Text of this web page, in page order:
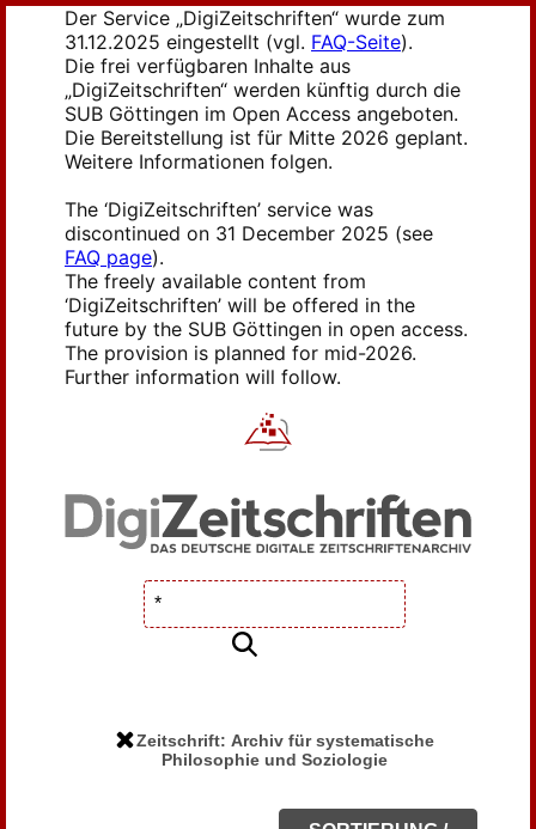
Der Service „DigiZeitschriften“ wurde zum
31.12.2025 eingestellt (vgl. FAQ-Seite).
Die frei verfügbaren Inhalte aus
„DigiZeitschriften“ werden künftig durch die
SUB Göttingen im Open Access angeboten.
Die Bereitstellung ist für Mitte 2026 geplant.
Weitere Informationen folgen.
The ‘DigiZeitschriften’ service was
discontinued on 31 December 2025 (see
FAQ page).
The freely available content from
‘DigiZeitschriften’ will be offered in the
future by the SUB Göttingen in open access.
The provision is planned for mid-2026.
Further information will follow.
Zeitschrift: Archiv für systematische
Philosophie und Soziologie